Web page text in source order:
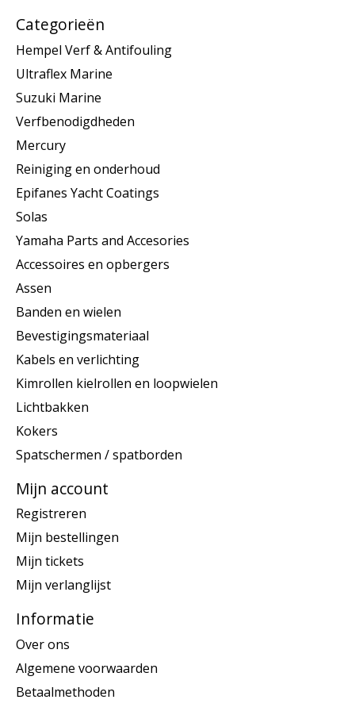
Categorieën
Hempel Verf & Antifouling
Ultraflex Marine
Suzuki Marine
Verfbenodigdheden
Mercury
Reiniging en onderhoud
Epifanes Yacht Coatings
Solas
Yamaha Parts and Accesories
Accessoires en opbergers
Assen
Banden en wielen
Bevestigingsmateriaal
Kabels en verlichting
Kimrollen kielrollen en loopwielen
Lichtbakken
Kokers
Spatschermen / spatborden
Mijn account
Registreren
Mijn bestellingen
Mijn tickets
Mijn verlanglijst
Informatie
Over ons
Algemene voorwaarden
Betaalmethoden